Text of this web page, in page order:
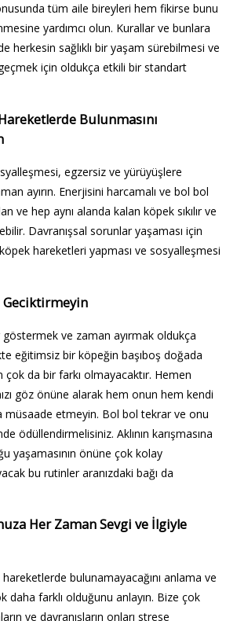
tüm aile bireyleri hem fikirse bunu
yardımcı olun. Kurallar ve bunlara
herkesin sağlıklı bir yaşam sürebilmesi ve
için oldukça etkili bir standart
Bulunmasını
egzersiz ve yürüyüşlere
ayırın. Enerjisini harcamalı ve bol bol
ve hep aynı alanda kalan köpek sıkılır ve
Davranışsal sorunlar yaşaması için
hareketleri yapması ve sosyalleşmesi
göstermek ve zaman ayırmak oldukça
eğitimsiz bir köpeğin başıboş doğada
da bir farkı olmayacaktır. Hemen
göz önüne alarak hem onun hem kendi
müsaade etmeyin. Bol bol tekrar ve onu
ödüllendirmelisiniz. Aklının karışmasına
yaşamasının önüne çok kolay
bu rutinler aranızdaki bağı da
Her Zaman Sevgi ve İlgiyle
bulunamayacağını anlama ve
daha farklı olduğunu anlayın. Bize çok
ve davranışların onları strese